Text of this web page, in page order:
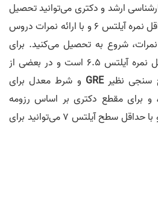
ارشد و دکتری می‌توانید تحصیل
کنید، که برای کارشناسی حداقل نمره آیلتس ۶ و با ارائه نمرات دروس
شروع به تحصیل می‌کنید. برای
مقطع کارشناسی ارشد حداقل نمره آیلتس ۶.۵ است و در بعضی از
سنجی نظیرGRE و شرط معدل برای
و برای مقطع دکتری بر اساس رزومه
تحصیلی، علمی و پژوهشی و با حداقل سطح آیلتس ۷ می‌توانید برای